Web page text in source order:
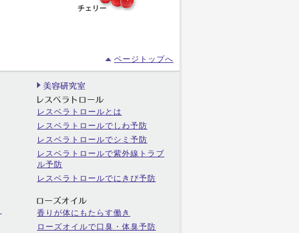
ページトップへ
レスベラトロールとは
レスベラトロールでしわ予防
レスベラトロールでシミ予防
レスベラトロールで紫外線トラブ
ル予防
レスベラトロールでにきび予防
香りが体にもたらす働き
ローズオイルで口臭・体臭予防